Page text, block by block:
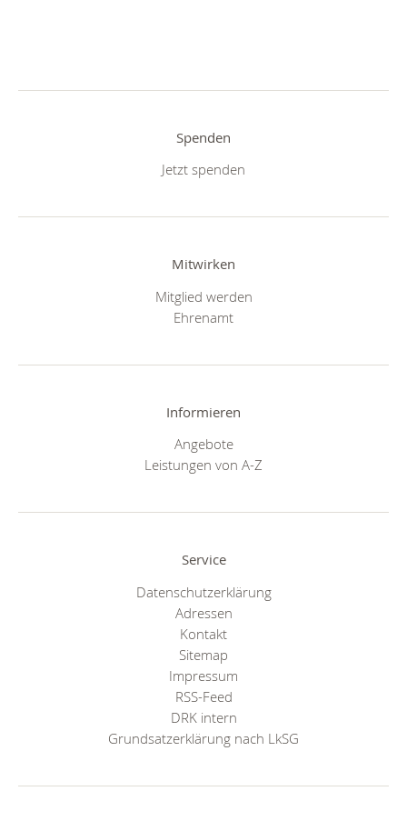
Spenden
Jetzt spenden
Mitwirken
Mitglied werden
Ehrenamt
Informieren
Angebote
Leistungen von A-Z
Service
Datenschutzerklärung
Adressen
Kontakt
Sitemap
Impressum
RSS-Feed
DRK intern
Grundsatzerklärung nach LkSG